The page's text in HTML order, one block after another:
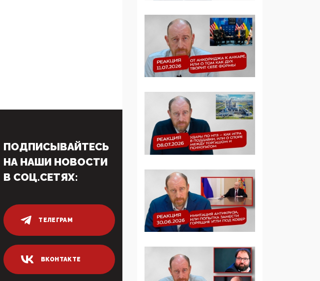
«Россия 809. Традиции
будущего»
09:40, 06 Мая 2026
Симулякр патриотизма
и благолепия:
среди молодежи снова
отдана на откуп
«движперам»
03:35, 25 Апреля 2026
120 лет
институт
народовластия
превратился в «чего
изволите» для
Правительства и АП
Социальный фонд
России – пионер
жесткого внедрения
ПОДПИСЫВАЙТЕСЬ
НА НАШИ НОВОСТИ
В СОЦ.СЕТЯХ:
ТЕЛЕГРАМ
ВКОНТАКТЕ